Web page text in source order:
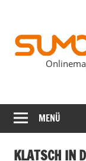
springen
MENÜ
KLATSCH IN